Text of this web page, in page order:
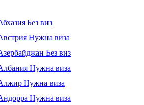
Без виз
Нужна виза
Без виз
Нужна виза
Нужна виза
Нужна виза